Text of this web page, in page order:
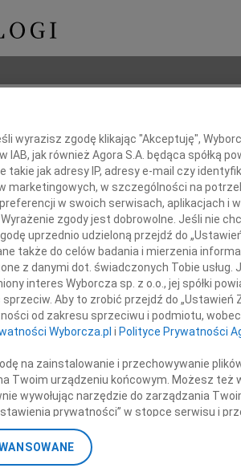
Imię i
+
wyrazisz zgodę klikając "Akceptuję",
IAB, jak również Agora S.A. będąca spółką
jak adresy IP, adresy e-mail czy
marketingowych, w szczególności na
w swoich serwisach, aplikacjach i
zgody jest dobrowolne. Jeśli nie
uprzednio udzieloną przejdź do
także do celów badania i mierzenia
z danymi dot. świadczonych Tobie usług.
interes Wyborcza sp. z o.o., jej spółki
Aby to zrobić przejdź do „Ustawień
od zakresu sprzeciwu i podmiotu,
Wyborcza.pl i Polityce Prywatności
na zainstalowanie i przechowywanie
Twoim urządzeniu końcowym. Możesz też
wywołując narzędzie do zarządzania
prywatności” w stopce serwisu i
plików cookie możliwa jest także za
przetwarzać dane osobowe w